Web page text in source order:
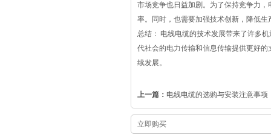
市场竞争也日益加剧。为了保持竞争力
率。同时，也需要加强技术创新，降低
总结： 电线电缆的技术发展带来了许多
代社会的电力传输和信息传输提供更好
续发展。
上一篇： 电线电缆的选购与安装注意事项
立即购买